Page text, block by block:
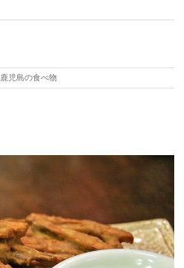
鹿児島の食べ物